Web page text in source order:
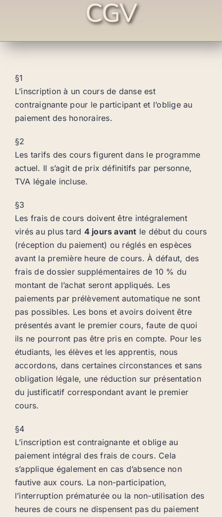
CGV
§1
L’inscription à un cours de danse est
contraignante pour le participant et l’oblige au
paiement des honoraires.
§2
Les tarifs des cours figurent dans le programme
actuel. Il s’agit de prix définitifs par personne,
TVA légale incluse.
§3
Les frais de cours doivent être intégralement
virés au plus tard 4 jours avant le début du cours
(réception du paiement) ou réglés en espèces
avant la première heure de cours. À défaut, des
frais de dossier supplémentaires de 10 % du
montant de l’achat seront appliqués. Les
paiements par prélèvement automatique ne sont
pas possibles. Les bons et avoirs doivent être
présentés avant le premier cours, faute de quoi
ils ne pourront pas être pris en compte. Pour les
étudiants, les élèves et les apprentis, nous
accordons, dans certaines circonstances et sans
obligation légale, une réduction sur présentation
du justificatif correspondant avant le premier
cours.
§4
L’inscription est contraignante et oblige au
paiement intégral des frais de cours. Cela
s’applique également en cas d’absence non
fautive aux cours. La non-participation,
l’interruption prématurée ou la non-utilisation des
heures de cours ne dispensent pas du paiement